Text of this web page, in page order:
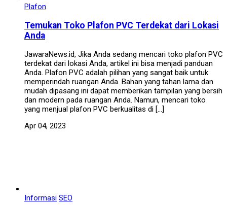
Plafon
Temukan Toko Plafon PVC Terdekat dari Lokasi
Anda
JawaraNews.id, Jika Anda sedang mencari toko plafon PVC
terdekat dari lokasi Anda, artikel ini bisa menjadi panduan
Anda. Plafon PVC adalah pilihan yang sangat baik untuk
memperindah ruangan Anda. Bahan yang tahan lama dan
mudah dipasang ini dapat memberikan tampilan yang bersih
dan modern pada ruangan Anda. Namun, mencari toko
yang menjual plafon PVC berkualitas di […]
Apr 04, 2023
Informasi SEO